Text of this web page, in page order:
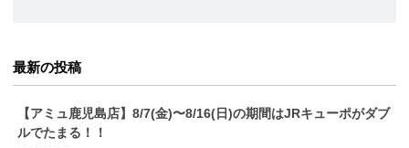
最新の投稿
【アミュ鹿児島店】8/7(金)〜8/16(日)の期間はJRキューポがダブ
ルでたまる！！